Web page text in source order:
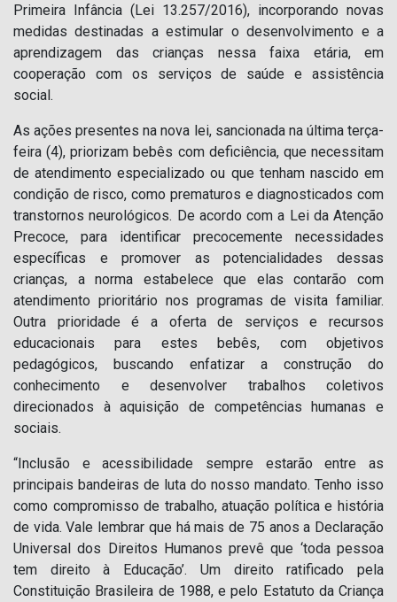
Primeira Infância (Lei 13.257/2016), incorporando novas
medidas destinadas a estimular o desenvolvimento e a
aprendizagem das crianças nessa faixa etária, em
cooperação com os serviços de saúde e assistência
social.
As ações presentes na nova lei, sancionada na última terça-
feira (4), priorizam bebês com deficiência, que necessitam
de atendimento especializado ou que tenham nascido em
condição de risco, como prematuros e diagnosticados com
transtornos neurológicos. De acordo com a Lei da Atenção
Precoce, para identificar precocemente necessidades
específicas e promover as potencialidades dessas
crianças, a norma estabelece que elas contarão com
atendimento prioritário nos programas de visita familiar.
Outra prioridade é a oferta de serviços e recursos
educacionais para estes bebês, com objetivos
pedagógicos, buscando enfatizar a construção do
conhecimento e desenvolver trabalhos coletivos
direcionados à aquisição de competências humanas e
sociais.
“Inclusão e acessibilidade sempre estarão entre as
principais bandeiras de luta do nosso mandato. Tenho isso
como compromisso de trabalho, atuação política e história
de vida. Vale lembrar que há mais de 75 anos a Declaração
Universal dos Direitos Humanos prevê que ‘toda pessoa
tem direito à Educação’. Um direito ratificado pela
Constituição Brasileira de 1988, e pelo Estatuto da Criança